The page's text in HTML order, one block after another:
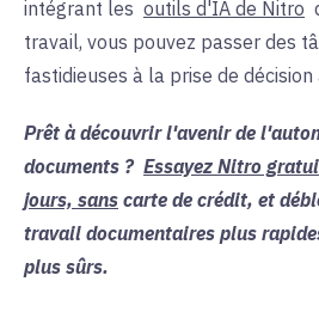
intégrant les outils d'IA de Nitro
travail, vous pouvez passer des
fastidieuses à la prise de
Prêt à découvrir l'avenir de
documents ? Essayez Nitro
jours, sans carte de crédit, et
travail documentaires plus
plus sûrs.